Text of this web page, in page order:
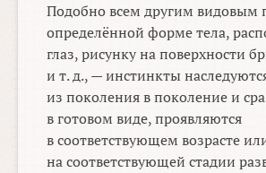
Подобно всем другим видовым
определённой форме тела,
глаз, рисунку на поверхности
и т. д., — инстинкты
из поколения в поколение и
в готовом виде, проявляются
в соответствующем возрасте
на соответствующей стадии